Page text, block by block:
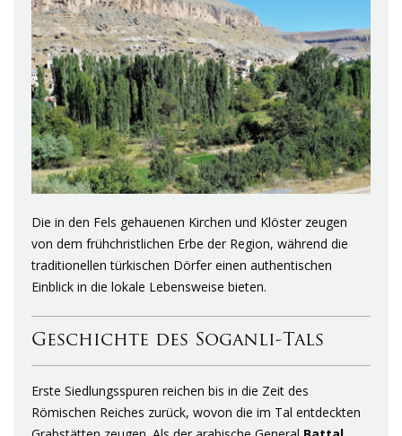
Die in den Fels gehauenen Kirchen und Klöster zeugen
von dem frühchristlichen Erbe der Region, während die
traditionellen türkischen Dörfer einen authentischen
Einblick in die lokale Lebensweise bieten.
Geschichte des Soganli-Tals
Erste Siedlungsspuren reichen bis in die Zeit des
Römischen Reiches zurück, wovon die im Tal entdeckten